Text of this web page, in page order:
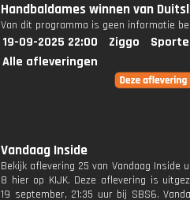
Handbaldames winnen van
Van dit programma is geen informatie
19-09-2025 22:00 Ziggo
Alle afleveringen
Vandaag Inside
Bekijk aflevering 25 van Vandaag Inside
8 hier op KIJK. Deze aflevering is
19 september, 21:35 uur bij SBS6.